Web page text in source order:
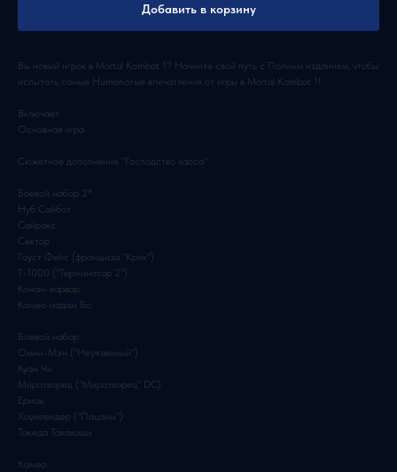
Добавить в корзину
Вы новый игрок в Mortal Kombat 1? Начните свой путь с Полным изданием, чтобы
испытать самые Humanатые впечатления от игры в Mortal Kombat 1!
Включает:
Основная игра
Сюжетное дополнение "Господство хаоса"
Боевой набор 2*
Нуб Сайбот
Сайракс
Сектор
Гоуст Фейс (франшиза "Крик")
T-1000 ("Терминатор 2")
Конан-варвар
Камео мадам Бо
Боевой набор:
Омни-Мэн ("Неуязвимый")
Куан Чи
Миротворец ("Миротворец" DC)
Ермак
Хоумлендер ("Пацаны")
Такеда Такахаши
Камео: